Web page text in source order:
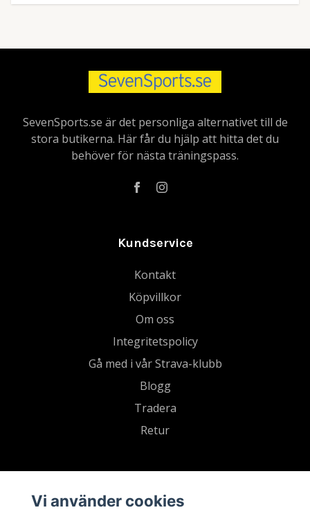
SevenSports.se är det personliga alternativet till de
stora butikerna. Här får du hjälp att hitta det du
behöver för nästa träningspass.
Kundservice
Kontakt
Köpvillkor
Om oss
Integritetspolicy
Gå med i vår Strava-klubb
Blogg
Tradera
Retur
Vi använder cookies